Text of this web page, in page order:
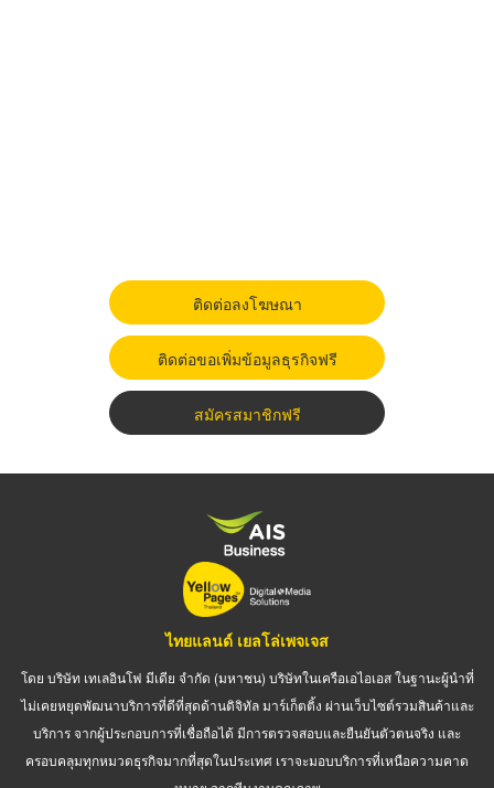
ติดต่อลงโฆษณา
ติดต่อขอเพิ่มข้อมูลธุรกิจฟรี
สมัครสมาชิกฟรี
ไทยแลนด์ เยลโล่เพจเจส
โดย บริษัท เทเลอินโฟ มีเดีย จำกัด (มหาชน) บริษัทในเครือเอไอเอส ในฐานะผู้นำที่
ไม่เคยหยุดพัฒนาบริการที่ดีที่สุดด้านดิจิทัล มาร์เก็ตติ้ง ผ่านเว็บไซต์รวมสินค้าและ
บริการ จากผู้ประกอบการที่เชื่อถือได้ มีการตรวจสอบและยืนยันตัวตนจริง และ
ครอบคลุมทุกหมวดธุรกิจมากที่สุดในประเทศ เราจะมอบบริการที่เหนือความคาด